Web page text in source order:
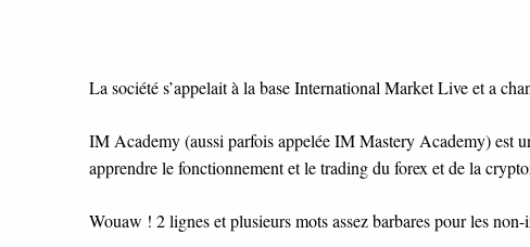
La société s’appelait à la base International Market Live et a
IM Academy (aussi parfois appelée IM Mastery Academy) est
apprendre le fonctionnement et le trading du forex et de la
Wouaw ! 2 lignes et plusieurs mots assez barbares pour les